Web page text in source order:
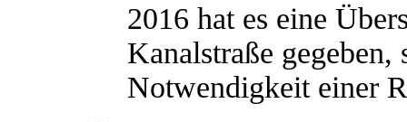
2016 hat es eine
Kanalstraße
Notwendigkeit einer